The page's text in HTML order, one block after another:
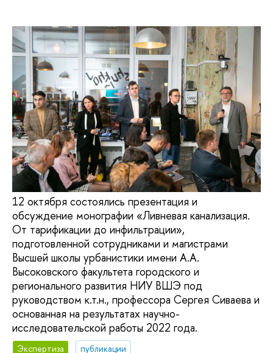
12 октября состоялись презентация и
обсуждение монографии «Ливневая канализация.
От тарификации до инфильтрации»,
подготовленной сотрудниками и магистрами
Высшей школы урбанистики имени А.А.
Высоковского факультета городского и
регионального развития НИУ ВШЭ под
руководством к.т.н., профессора Сергея Сиваева и
основанная на результатах научно-
исследовательской работы 2022 года.
Экспертиза
публикации